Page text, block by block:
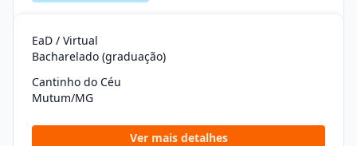
EaD / Virtual
Bacharelado (graduação)
Cantinho do Céu
Mutum/MG
Ver mais detalhes